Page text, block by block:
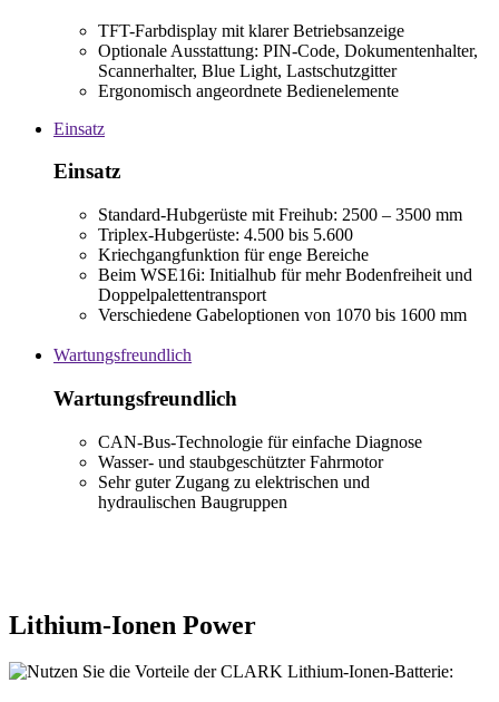
TFT-Farbdisplay mit klarer Betriebsanzeige
Optionale Ausstattung: PIN-Code, Dokumentenhalter,
Scannerhalter, Blue Light, Lastschutzgitter
Ergonomisch angeordnete Bedienelemente
Einsatz
Einsatz
Standard-Hubgerüste mit Freihub: 2500 – 3500 mm
Triplex-Hubgerüste: 4.500 bis 5.600
Kriechgangfunktion für enge Bereiche
Beim WSE16i: Initialhub für mehr Bodenfreiheit und
Doppelpalettentransport
Verschiedene Gabeloptionen von 1070 bis 1600 mm
Wartungsfreundlich
Wartungsfreundlich
CAN-Bus-Technologie für einfache Diagnose
Wasser- und staubgeschützter Fahrmotor
Sehr guter Zugang zu elektrischen und
hydraulischen Baugruppen
Lithium-Ionen Power